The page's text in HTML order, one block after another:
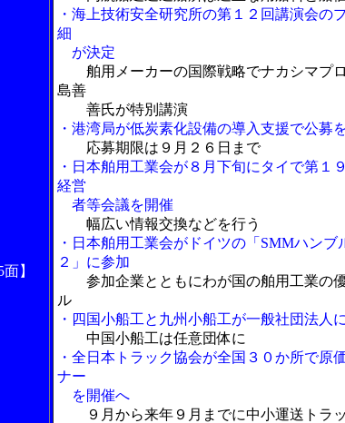
】
・海上技術安全研究所の第１２回講演会の
細
が決定
舶用メーカーの国際戦略でナカシマプ
島善
善氏が特別講演
・港湾局が低炭素化設備の導入支援で公募
応募期限は９月２６日まで
・日本舶用工業会が８月下旬にタイで第１
経営
者等会議を開催
幅広い情報交換などを行う
・日本舶用工業会がドイツの「SMMハンブ
２」に参加
参加企業とともにわが国の舶用工業の
ル
・四国小船工と九州小船工が一般社団法人
中国小船工は任意団体に
・全日本トラック協会が全国３０か所で原
ナー
を開催へ
９月から来年９月までに中小運送トラ